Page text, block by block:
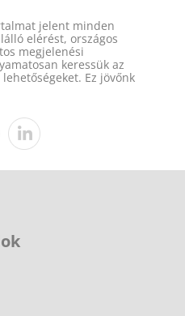
jelent minden
elérést, országos
megjelenési
keressük az
Ez jövőnk